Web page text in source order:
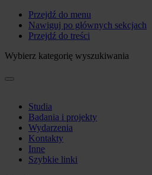
Przejdź do menu
Nawiguj po głównych sekcjach
Przejdź do treści
Wybierz kategorię wyszukiwania
Studia
Badania i projekty
Wydarzenia
Kontakty
Inne
Szybkie linki